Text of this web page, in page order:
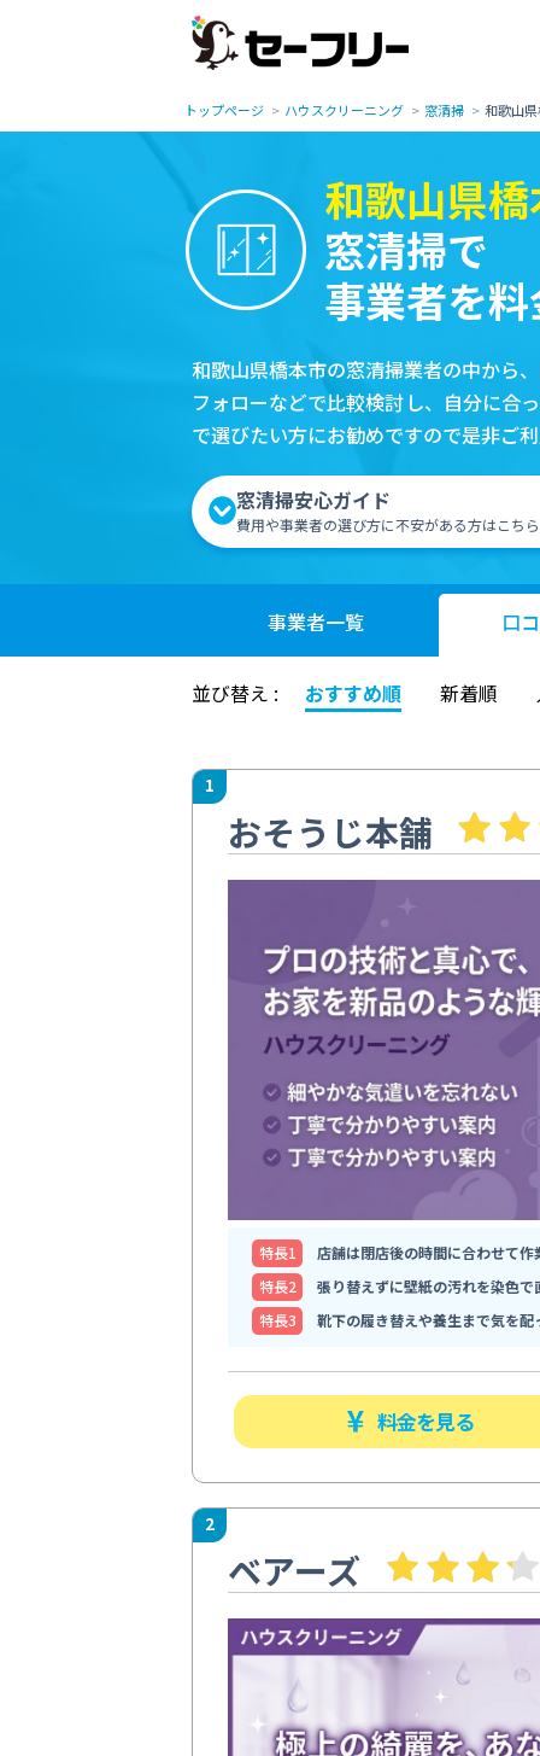
トップページ ハウスクリーニング 窓清掃 和歌山
和歌山県
窓清掃で
事業者を
和歌山県橋本市の窓清掃業者の中から
フォローなどで比較検討し、自分に合
で選びたい方にお勧めですので是非ご利
窓清掃安心ガイド
費用や事業者の選び方に不安がある方はこちら
事業者一覧 口
並び替え : おすすめ順 新着順
1
おそうじ本舗
特⻑1
店舗は閉店後の時間に合わせて作
特⻑2
張り替えずに壁紙の汚れを染色で
特⻑3
靴下の履き替えや養生まで気を配
料金を見る
2
ベアーズ